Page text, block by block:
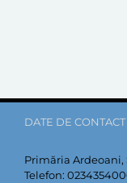
DATE DE CONTACT
Primăria
Telefon: